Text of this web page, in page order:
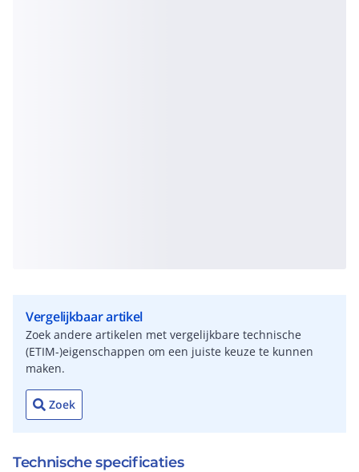
Vergelijkbaar artikel
Zoek andere artikelen met vergelijkbare technische
(ETIM-)eigenschappen om een juiste keuze te kunnen
maken.
Zoek
Technische specificaties